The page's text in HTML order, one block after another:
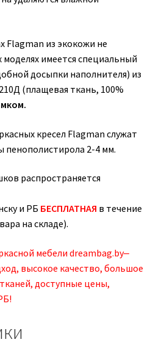
Flagman из экокожи не
имеется специальный
досыпки наполнителя) из
(плащевая ткань, 100%
кресел Flagman служат
пенополистирола 2-4 мм.
распространяется
и РБ БЕСПЛАТНАЯ в течение
на складе).
мебели dreambag.by‒
высокое качество, большое
доступные цены,